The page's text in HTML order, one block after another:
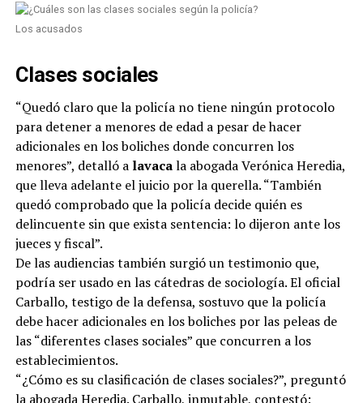
Los acusados
Clases sociales
“Quedó claro que la policía no tiene ningún protocolo
para detener a menores de edad a pesar de hacer
adicionales en los boliches donde concurren los
menores”, detalló a lavacala abogada Verónica Heredia,
que lleva adelante el juicio por la querella. “También
quedó comprobado que la policía decide quién es
delincuente sin que exista sentencia: lo dijeron ante los
jueces y fiscal”.
De las audiencias también surgió un testimonio que,
podría ser usado en las cátedras de sociología. El oficial
Carballo, testigo de la defensa, sostuvo que la policía
debe hacer adicionales en los boliches por las peleas de
las “diferentes clases sociales” que concurren a los
establecimientos.
“¿Cómo es su clasificación de clases sociales?”, preguntó
la abogada Heredia. Carballo, inmutable, contestó: